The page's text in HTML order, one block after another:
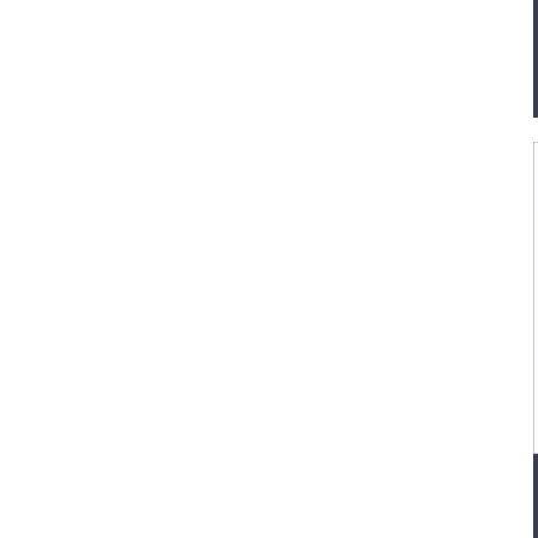
настроек. Вертикальная интеграция
совместные проекты с международными
Экспортируя в более чем 20 стран,
высоким эксплуатационным
поддерживает как крупные, так и
Наши сертификаты — GRS, OEKO-TEX, FSC
6. Культурная и функциональная